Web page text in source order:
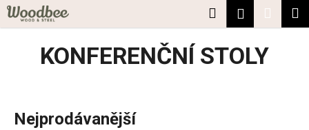
Přejít
na
obsah
HledatPřihlášení
KONFERENČNÍ STOLY
Nejprodávanější
K
o
p